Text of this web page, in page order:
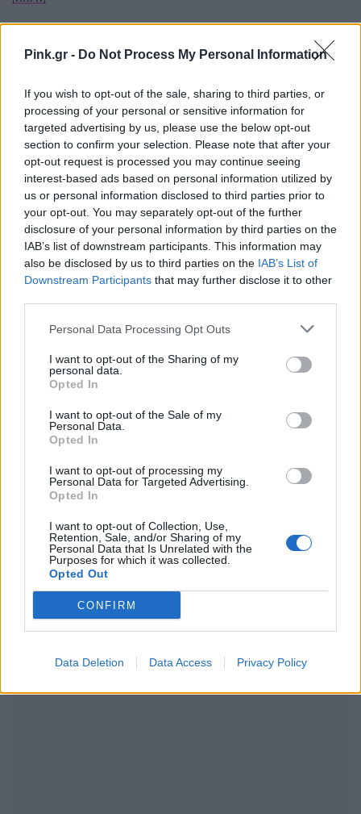
Pink.gr - Do Not Process My Personal Information
If you wish to opt-out of the sale, sharing to third parties, or
processing of your personal or sensitive information for
targeted advertising by us, please use the below opt-out
section to confirm your selection. Please note that after your
opt-out request is processed you may continue seeing
interest-based ads based on personal information utilized by
us or personal information disclosed to third parties prior to
your opt-out. You may separately opt-out of the further
disclosure of your personal information by third parties on the
IAB’s list of downstream participants. This information may
also be disclosed by us to third parties on the IAB’s List of
Downstream Participants that may further disclose it to other
Personal Data Processing Opt Outs
I want to opt-out of the Sharing of my
personal data.
Opted In
I want to opt-out of the Sale of my
Personal Data.
Opted In
I want to opt-out of processing my
Personal Data for Targeted Advertising.
Opted In
I want to opt-out of Collection, Use,
Retention, Sale, and/or Sharing of my
Personal Data that Is Unrelated with the
Purposes for which it was collected.
Opted Out
CONFIRM
Data Deletion Data Access Privacy Policy
ΔΙΑΦΗΜΙΣΗ
Ακολουθήστε το Pink.gr στο
Ακολουθήστε το Pink.gr και στο